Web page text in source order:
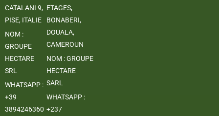
CATALANI 9,
PISE, ITALIE
NOM :
GROUPE
HECTARE
SRL
WHATSAPP :
+39
3894246360
ETAGES,
BONABERI,
DOUALA,
CAMEROUN
NOM : GROUPE
HECTARE
SARL
WHATSAPP :
+237